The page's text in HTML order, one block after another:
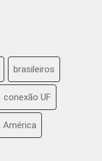
brasileiros
conexão UF
América